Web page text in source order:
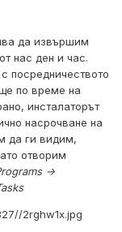
да извършим
нас ден и час.
посредничеството
по време на
инсталаторът
насрочване на
да ги видим,
отворим
->
2rghw1x.jpg